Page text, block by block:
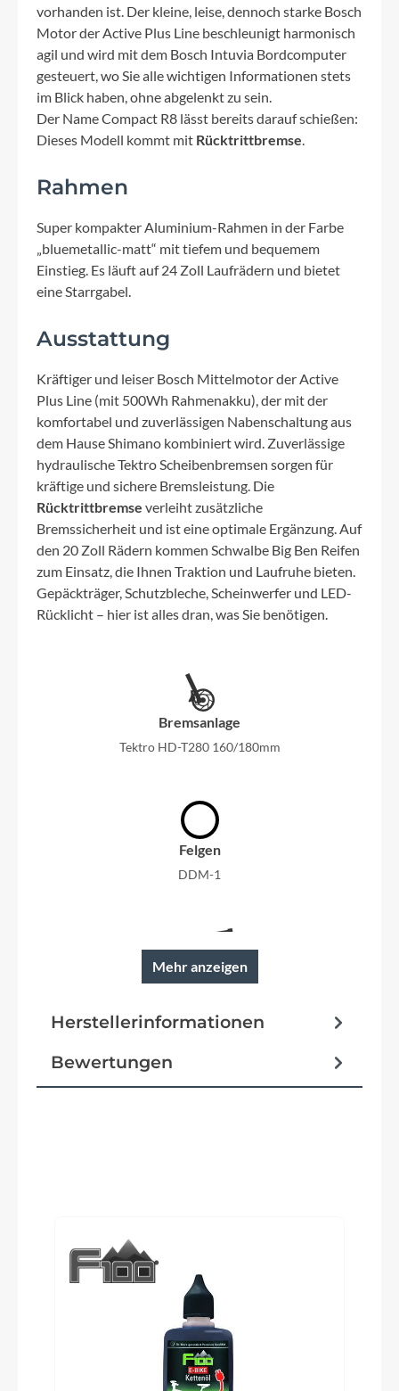
vorhanden ist. Der kleine, leise, dennoch starke Bosch
Motor der Active Plus Line beschleunigt harmonisch
agil und wird mit dem Bosch Intuvia Bordcomputer
gesteuert, wo Sie alle wichtigen Informationen stets
im Blick haben, ohne abgelenkt zu sein.
Der Name Compact R8 lässt bereits darauf schießen:
Dieses Modell kommt mit Rücktrittbremse.
Rahmen
Super kompakter Aluminium-Rahmen in der Farbe
„bluemetallic-matt“ mit tiefem und bequemem
Einstieg. Es läuft auf 24 Zoll Laufrädern und bietet
eine Starrgabel.
Ausstattung
Kräftiger und leiser Bosch Mittelmotor der Active
Plus Line (mit 500Wh Rahmenakku), der mit der
komfortabel und zuverlässigen Nabenschaltung aus
dem Hause Shimano kombiniert wird. Zuverlässige
hydraulische Tektro Scheibenbremsen sorgen für
kräftige und sichere Bremsleistung. Die
Rücktrittbremse verleiht zusätzliche
Bremssicherheit und ist eine optimale Ergänzung. Auf
den 20 Zoll Rädern kommen Schwalbe Big Ben Reifen
zum Einsatz, die Ihnen Traktion und Laufruhe bieten.
Gepäckträger, Schutzbleche, Scheinwerfer und LED-
Rücklicht – hier ist alles dran, was Sie benötigen.
Bremsanlage
Tektro HD-T280 160/180mm
Felgen
DDM-1
Rahmen
Pedale
Wellgo F268, AL/Kunststoff, faltbar
Ständer
Mehr anzeigen
Herstellerinformationen
Bewertungen